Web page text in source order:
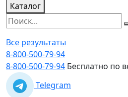
Каталог
Все результаты
8-800-500-79-94
8-800-500-79-94 Бесплатно по
Telegram